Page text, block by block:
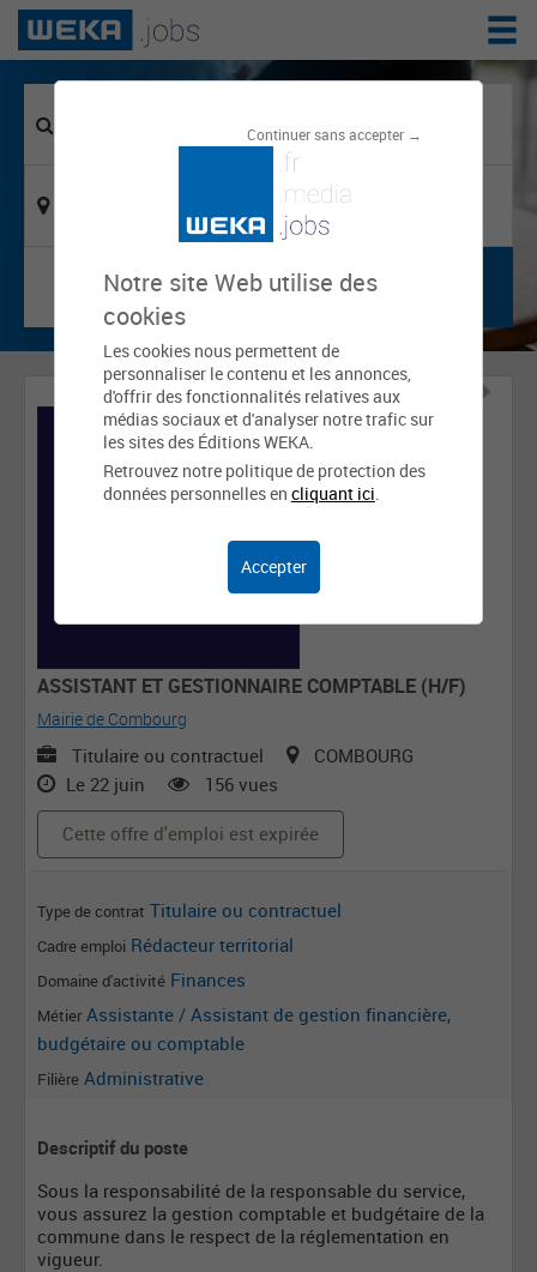
Continuer sans accepter →
Notre site Web utilise des
cookies
Les cookies nous permettent de
personnaliser le contenu et les annonces,
d'offrir des fonctionnalités relatives aux
médias sociaux et d'analyser notre trafic sur
les sites des Éditions WEKA.
Retrouvez notre politique de protection des
données personnelles en cliquant ici.
Accepter
ASSISTANT ET GESTIONNAIRE COMPTABLE (H/F)
Mairie de Combourg
Titulaire ou contractuel
COMBOURG
Le 22 juin
156 vues
Cette offre d'emploi est expirée
Type de contrat Titulaire ou contractuel
Cadre emploi Rédacteur territorial
Domaine d'activité Finances
Métier Assistante / Assistant de gestion financière,
budgétaire ou comptable
Filière Administrative
Descriptif du poste
Sous la responsabilité de la responsable du service,
vous assurez la gestion comptable et budgétaire de la
commune dans le respect de la réglementation en
vigueur.